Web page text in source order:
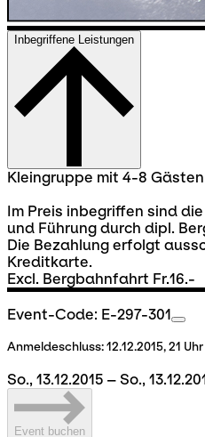
Inbegriffene Leistungen
Kleingruppe mit 4-8
Im Preis inbegriffen sind
und Führung durch dipl.
Die Bezahlung erfolgt
Kreditkarte.
Excl. Bergbahnfahrt Fr.16.-
Event-Code: E-297-301
Anmeldeschluss:12.12.2015, 21 Uhr
So., 13.12.2015 – So.,
Event buchen